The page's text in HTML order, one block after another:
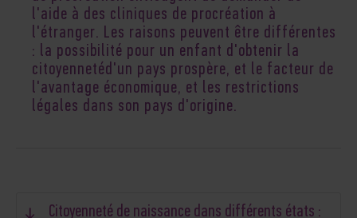
l'aide à des cliniques de procréation à
l'étranger. Les raisons peuvent être différentes
: la possibilité pour un enfant d'obtenir la
citoyennetéd'un pays prospère, et le facteur de
l'avantage économique, et les restrictions
légales dans son pays d'origine.
Citoyenneté de naissance dans différents états :